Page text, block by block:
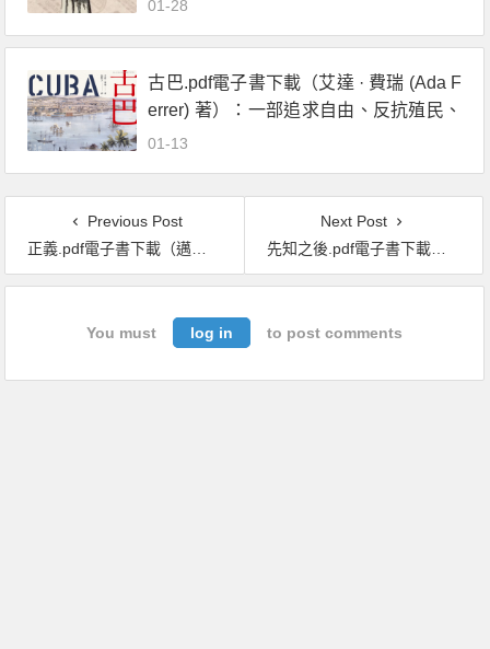
來
01-28
古巴.pdf電子書下載（艾達 · 費瑞 (Ada F
errer) 著）：一部追求自由、反抗殖民、
與美國交織的史詩
01-13
Previous Post
正義.pdf電子書下載（邁可 · 桑德爾 (Michael Sandel) 著）：一場思辨之旅
Next Post
先知之後.pdf電子書下載（萊思麗 · 海澤爾頓 (Lesley Hazleton) 著）：伊斯蘭千年大分裂的起源
You must log in to post comments